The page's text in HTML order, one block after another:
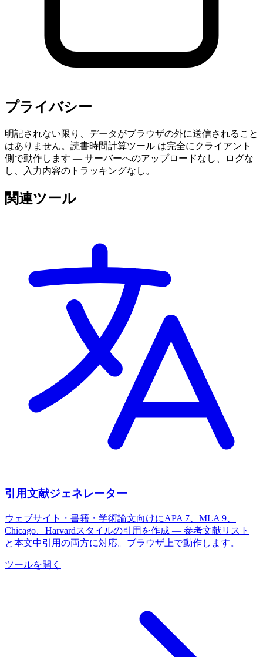
プライバシー
明記されない限り、データがブラウザの外に送信されること
はありません。読書時間計算ツール は完全にクライアント
側で動作します — サーバーへのアップロードなし、ログな
し、入力内容のトラッキングなし。
関連ツール
引用文献ジェネレーター
ウェブサイト・書籍・学術論文向けにAPA 7、MLA 9、
Chicago、Harvardスタイルの引用を作成 — 参考文献リスト
と本文中引用の両方に対応。ブラウザ上で動作します。
ツールを開く